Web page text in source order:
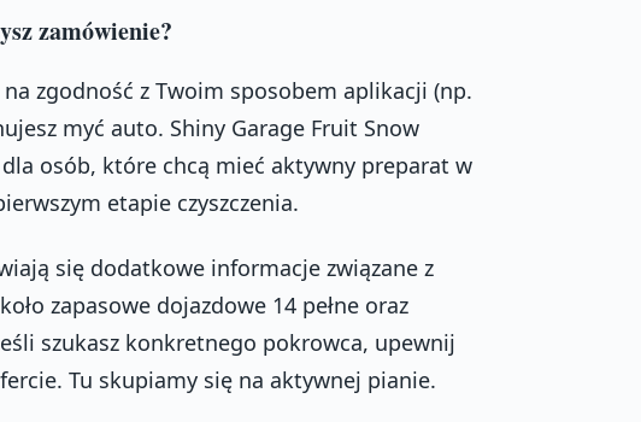
zamówienie?
zgodność z Twoim sposobem aplikacji (np.
myć auto. Shiny Garage Fruit Snow
osób, które chcą mieć aktywny preparat w
etapie czyszczenia.
się dodatkowe informacje związane z
zapasowe dojazdowe 14 pełne oraz
szukasz konkretnego pokrowca, upewnij
Tu skupiamy się na aktywnej pianie.